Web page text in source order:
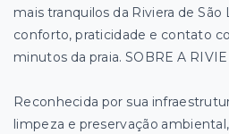
mais tranquilos da Riviera de
conforto, praticidade e contato
minutos da praia. SOBRE A
Reconhecida por sua
limpeza e preservação